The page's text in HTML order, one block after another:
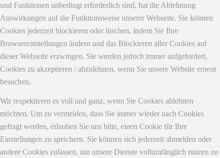
und Funktionen unbedingt erforderlich sind, hat die Ablehnung
Auswirkungen auf die Funktionsweise unserer Webseite. Sie können
Cookies jederzeit blockieren oder löschen, indem Sie Ihre
Browsereinstellungen ändern und das Blockieren aller Cookies auf
dieser Webseite erzwingen. Sie werden jedoch immer aufgefordert,
Cookies zu akzeptieren / abzulehnen, wenn Sie unsere Website erneut
besuchen.
Wir respektieren es voll und ganz, wenn Sie Cookies ablehnen
möchten. Um zu vermeiden, dass Sie immer wieder nach Cookies
gefragt werden, erlauben Sie uns bitte, einen Cookie für Ihre
Einstellungen zu speichern. Sie können sich jederzeit abmelden oder
andere Cookies zulassen, um unsere Dienste vollumfänglich nutzen zu